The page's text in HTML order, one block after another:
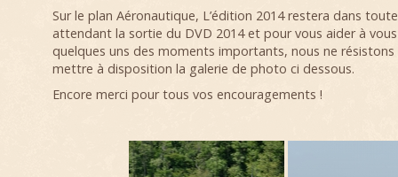
Sur le plan Aéronautique, L’édition 2014 restera dans
attendant la sortie du DVD 2014 et pour vous aider à
quelques uns des moments importants, nous ne résistons
mettre à disposition la galerie de photo ci dessous.
Encore merci pour tous vos encouragements !